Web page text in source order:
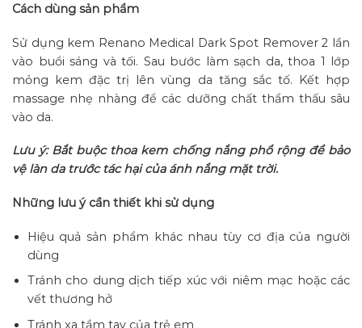
Cách dùng sản phẩm
Sử dụng kem Renano Medical Dark Spot Remover 2 lần
vào buổi sáng và tối. Sau bước làm sạch da, thoa 1 lớp
mỏng kem đặc trị lên vùng da tăng sắc tố. Kết hợp
massage nhẹ nhàng để các dưỡng chất thẩm thấu sâu
vào da.
Lưu ý: Bắt buộc thoa kem chống nắng phổ rộng để bảo
vệ làn da trước tác hại của ánh nắng mặt trời.
Những lưu ý cần thiết khi sử dụng
Hiệu quả sản phẩm khác nhau tùy cơ địa của người
dùng
Tránh cho dung dịch tiếp xúc với niêm mạc hoặc các
vết thương hở
Tránh xa tầm tay của trẻ em